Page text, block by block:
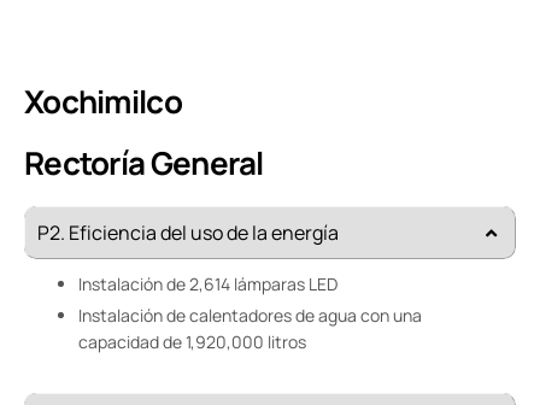
Xochimilco
Rectoría General
P2. Eficiencia del uso de la energía
Instalación de 2,614 lámparas LED
Instalación de calentadores de agua con una
capacidad de 1,920,000 litros